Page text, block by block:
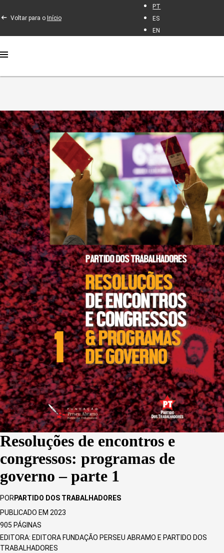
Voltar para o Início
PT
ES
EN
Resoluções de encontros e
congressos: programas de
governo – parte 1
PORPARTIDO DOS TRABALHADORES
PUBLICADO EM 2023
905 PÁGINAS
EDITORA: EDITORA FUNDAÇÃO PERSEU ABRAMO E PARTIDO DOS
TRABALHADORES